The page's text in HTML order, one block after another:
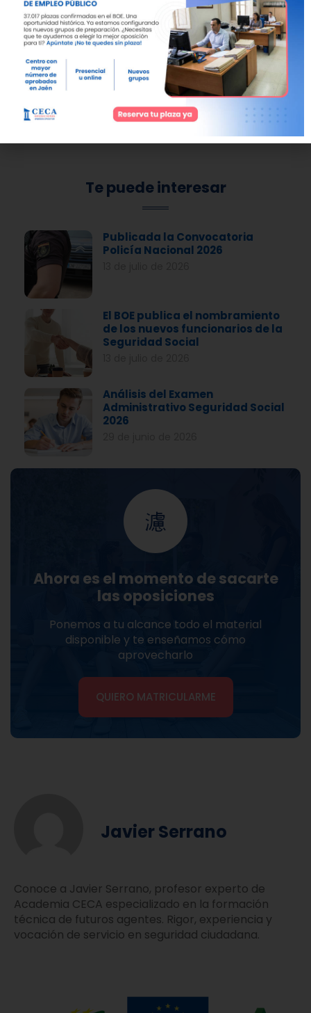
Reserva tu plazao solicita información sin
compromiso:
Teléfonos:+34 953 25 58 50 / +34 671 37 36 35.
Email:
info@academiaceca.com.
Av. de Madrid, 72, 23008 Jaén.
Te puede interesar
Publicada la Convocatoria
Policía Nacional 2026
El BOE publica el nombramiento
de los nuevos funcionarios de la
Seguridad Social
Análisis del Examen
Administrativo Seguridad Social
2026
Ahora es el momento de sacarte
las oposiciones
Ponemos a tu alcance todo el material
disponible y te enseñamos cómo
aprovecharlo
QUIERO MATRICULARME
Javier Serrano
Conoce a Javier Serrano, profesor experto de
Academia CECA especializado en la formación
técnica de futuros agentes. Rigor, experiencia y
vocación de servicio en seguridad ciudadana.